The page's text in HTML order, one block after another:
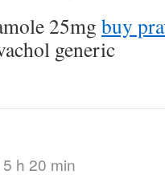
25mg buy
generic
h 20 min